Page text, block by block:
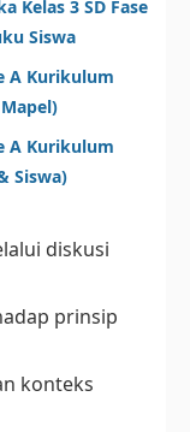
Kelas 3 SD Fase
Siswa
A Kurikulum
A Kurikulum
Siswa)
diskusi
prinsip
konteks